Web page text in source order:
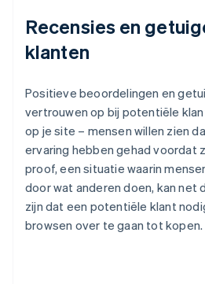
Recensies en
klanten
Positieve beoordelingen en
vertrouwen op bij potentiële
op je site – mensen willen zien
ervaring hebben gehad voordat
proof, een situatie waarin
door wat anderen doen, kan net
zijn dat een potentiële klant
browsen over te gaan tot kopen.